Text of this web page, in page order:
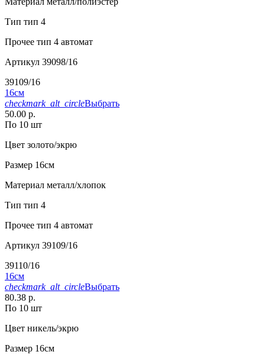
Тип тип 4
Прочее тип 4 автомат
Артикул 39098/16
39109/16
16см
checkmark_alt_circleВыбрать
50.00 р.
По 10 шт
Цвет золото/экрю
Размер 16см
Материал металл/хлопок
Тип тип 4
Прочее тип 4 автомат
Артикул 39109/16
39110/16
16см
checkmark_alt_circleВыбрать
80.38 р.
По 10 шт
Цвет никель/экрю
Размер 16см